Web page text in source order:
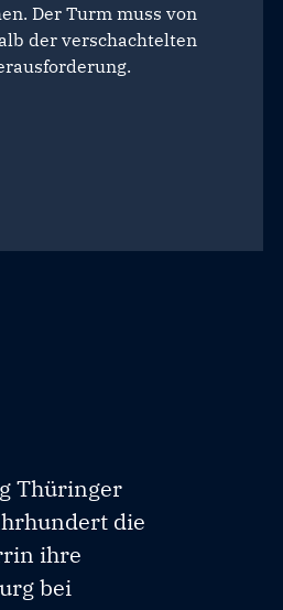
Der Turm muss von
der verschachtelten
Thüringer
die
ihre
bei